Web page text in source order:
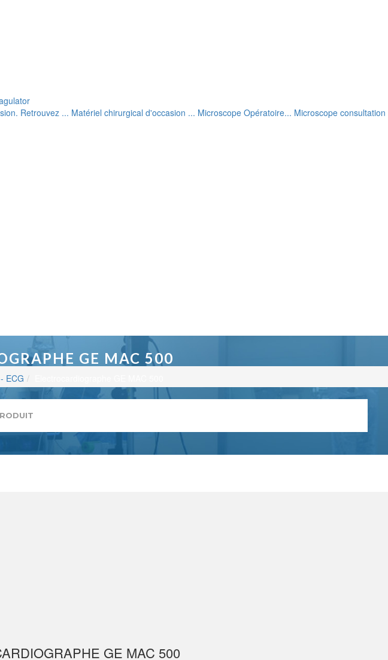
Retrouvez ... Matériel chirurgical d'occasion ... Microscope Opératoire... Microscope consultation
GE MAC 500
ECG
GE MAC 500